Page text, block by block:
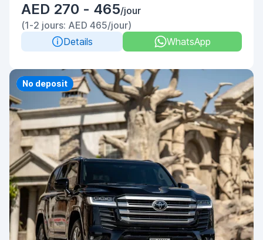
AED 270 - 465/jour
(1-2 jours: AED 465/jour)
Details
WhatsApp
Priority
No deposit